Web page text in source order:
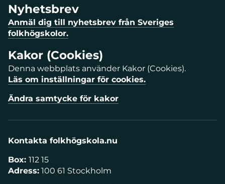
Nyhetsbrev
Anmäl dig till nyhetsbrev från Sveriges
folkhögskolor.
Kakor (Cookies)
Denna webbplats använder Kakor (Cookies).
Läs om inställningar för cookies.
Ändra samtycke för kakor
Kontakta folkhögskola.nu
Box: 112 15
Adress: 100 61 Stockholm